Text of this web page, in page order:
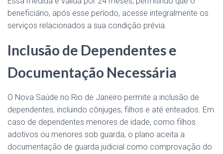
beneficiário, após esse período, acesse integralmente os
serviços relacionados a sua condição prévia​.
Inclusão de Dependentes e
Documentação Necessária
O Nova Saúde no Rio de Janeiro permite a inclusão de
dependentes, incluindo cônjuges, filhos e até enteados. Em
caso de dependentes menores de idade, como filhos
adotivos ou menores sob guarda, o plano aceita a
documentação de guarda judicial como comprovação do